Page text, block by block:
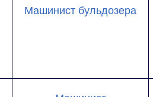
Машинист бульдозера